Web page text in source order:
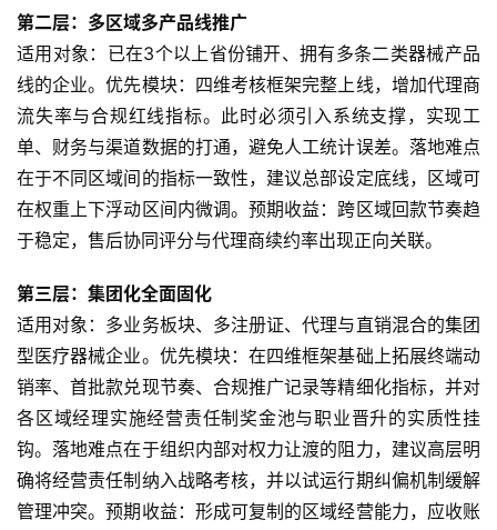
第二层：多区域多产品线推广
适用对象：已在3个以上省份铺开、拥有多条二类器械产品
线的企业。优先模块：四维考核框架完整上线，增加代理商
流失率与合规红线指标。此时必须引入系统支撑，实现工
单、财务与渠道数据的打通，避免人工统计误差。落地难点
在于不同区域间的指标一致性，建议总部设定底线，区域可
在权重上下浮动区间内微调。预期收益：跨区域回款节奏趋
于稳定，售后协同评分与代理商续约率出现正向关联。
第三层：集团化全面固化
适用对象：多业务板块、多注册证、代理与直销混合的集团
型医疗器械企业。优先模块：在四维框架基础上拓展终端动
销率、首批款兑现节奏、合规推广记录等精细化指标，并对
各区域经理实施经营责任制奖金池与职业晋升的实质性挂
钩。落地难点在于组织内部对权力让渡的阻力，建议高层明
确将经营责任制纳入战略考核，并以试运行期纠偏机制缓解
管理冲突。预期收益：形成可复制的区域经营能力，应收账